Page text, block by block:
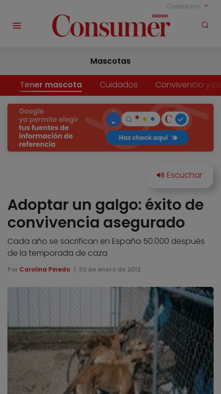
Castellano
Mascotas
Tener mascota Cuidados Convivencia y
Adoptar un galgo: éxito de
convivencia asegurado
Cada año se sacrifican en España 50.000 después
de la temporada de caza
Por Carolina Pinedo 30 de enero de 2012